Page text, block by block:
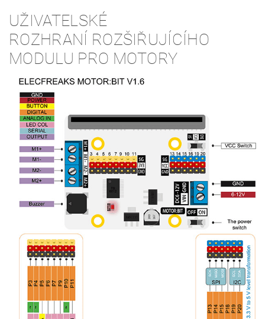
UŽIVATELSKÉ
ROZHRANÍ ROZŠIŘUJÍCÍHO
MODULU PRO MOTORY